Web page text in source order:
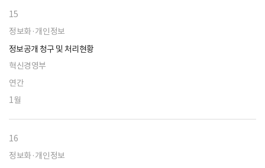
15
정보화·개인정보
정보공개 청구 및 처리현황
혁신경영부
연간
1월
16
정보화·개인정보